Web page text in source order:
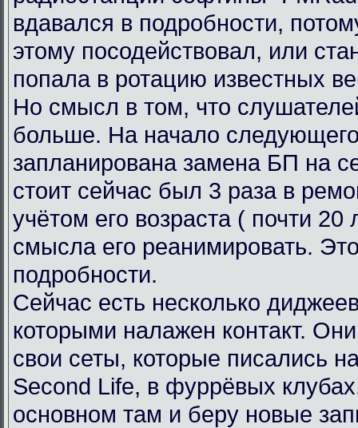
вдавался в подробности,
этому посодействовал, или
попала в ротацию известных
Но смысл в том, что
больше. На начало
запланирована замена БП на
стоит сейчас был 3 раза в
учётом его возраста ( почти 20
смысла его реанимировать.
подробности.
Сейчас есть несколько
которыми налажен контакт.
свои сеты, которые писались
Second Life, в фуррёвых
основном там и беру новые